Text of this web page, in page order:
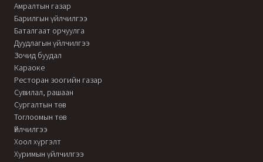
Амралтын газар
Барилгын үйлчилгээ
Баталгаат орчуулга
Дуудлагын үйлчилгээ
Зочид буудал
Караоке
Ресторан зоогийн газар
Сувилал, рашаан
Сургалтын төв
Тоглоомын төв
Үйлчилгээ
Хоол хүргэлт
Хуримын үйлчилгээ